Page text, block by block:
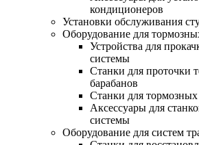
кондиционеров
Установки обслуживания
Оборудование для
Устройства для
системы
Станки для проточки
барабанов
Станки для тормозных
Аксессуары для
системы
Оборудование для систем